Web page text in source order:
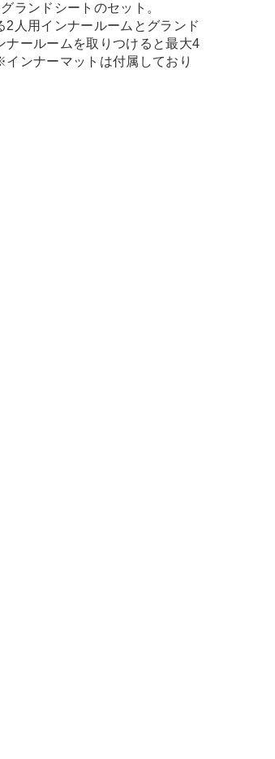
ランドシートのセット。
人用インナールームとグランド
ナールームを取りつけると最大4
ンナーマットは付属しており